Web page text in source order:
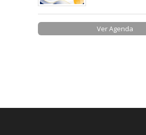
Ver Agenda